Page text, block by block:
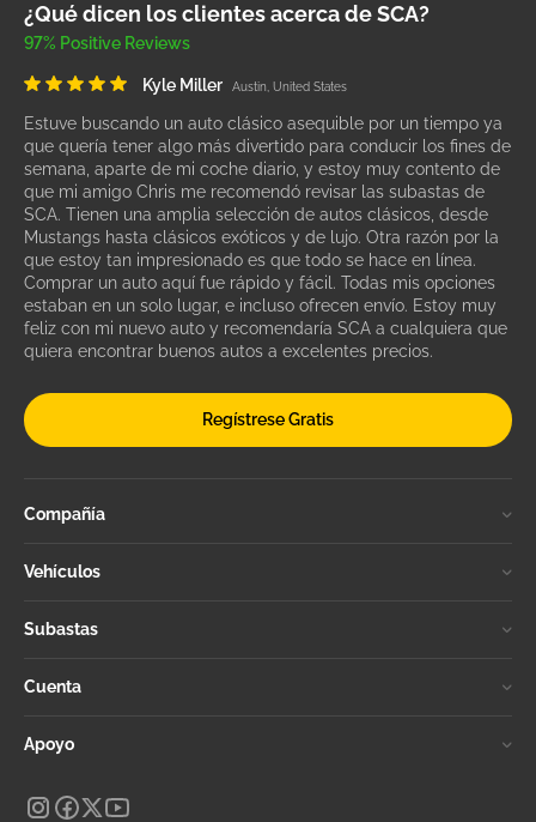
¿Qué dicen los clientes acerca de SCA?
97% Positive Reviews
Kyle Miller Austin, United States
Estuve buscando un auto clásico asequible por un tiempo ya
que quería tener algo más divertido para conducir los fines de
semana, aparte de mi coche diario, y estoy muy contento de
que mi amigo Chris me recomendó revisar las subastas de
SCA. Tienen una amplia selección de autos clásicos, desde
Mustangs hasta clásicos exóticos y de lujo. Otra razón por la
que estoy tan impresionado es que todo se hace en línea.
Comprar un auto aquí fue rápido y fácil. Todas mis opciones
estaban en un solo lugar, e incluso ofrecen envío. Estoy muy
feliz con mi nuevo auto y recomendaría SCA a cualquiera que
quiera encontrar buenos autos a excelentes precios.
Regístrese Gratis
Compañía
Vehículos
Subastas
Cuenta
Apoyo